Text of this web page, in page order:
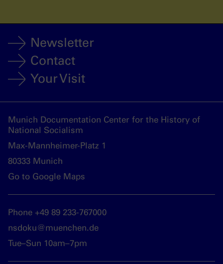
Newsletter
Contact
Your Visit
Munich Documentation Center for the History of
National Socialism
Max-Mannheimer-Platz 1
80333 Munich
Go to Google Maps
Phone +49 89 233-767000
nsdoku@muenchen.de
Tue–Sun 10am–7pm